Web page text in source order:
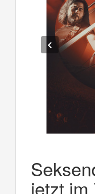
jetzt im